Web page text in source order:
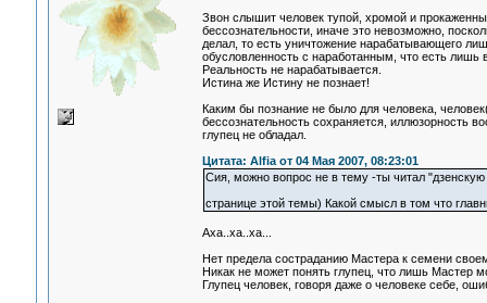
Звон слышит человек тупой, хромой и
бессознательности, иначе это невозможно,
делал, то есть уничтожение нарабатывающего
обусловленность с наработанным, что есть лишь
Реальность не нарабатывается.
Истина же Истину не познает!
Каким бы познание не было для человека,
бессознательность сохраняется, иллюзорность
глупец не обладал.
Цитата: Alfia от 04 Мая 2007, 08:23:01
Сия, можно вопрос не в тему -ты читал
странице этой темы) Какой смысл в том что
Аха..ха..ха...
Нет предела состраданию Мастера к семени
Никак не может понять глупец, что лишь Мастер
Глупец человек, говоря даже о человеке себе,